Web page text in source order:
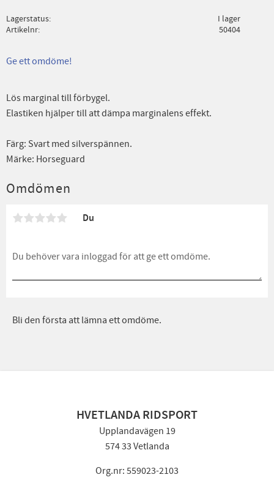
Lagerstatus
I lager
Artikelnr
50404
Ge ett omdöme!
Lös marginal till förbygel.
Elastiken hjälper till att dämpa marginalens effekt.
Färg: Svart med silverspännen.
Märke: Horseguard
Omdömen
Du
Bli den första att lämna ett omdöme.
HVETLANDA RIDSPORT
Upplandavägen 19
574 33 Vetlanda
Org.nr: 559023-2103